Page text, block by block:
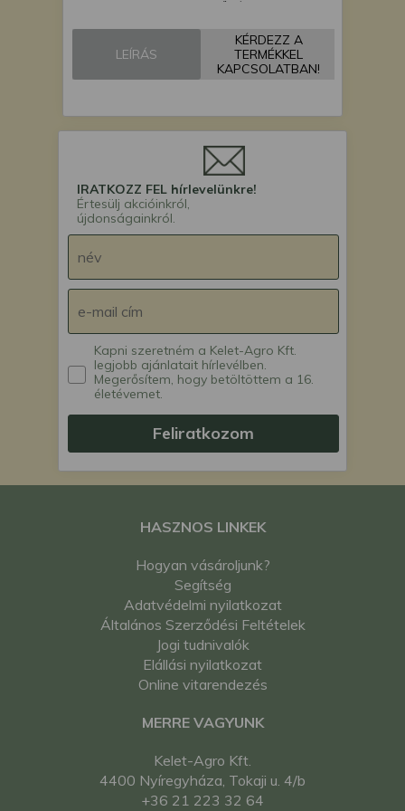
vetőgép
vetőgép
LEÍRÁS
KÉRDEZZ A
TERMÉKKEL
KAPCSOLATBAN!
IRATKOZZ FEL hírlevelünkre!
Értesülj akcióinkról,
újdonságainkról.
Kapni szeretném a Kelet-Agro Kft.
legjobb ajánlatait hírlevélben.
Megerősítem, hogy betöltöttem a 16.
életévemet.
Feliratkozom
HASZNOS LINKEK
Hogyan vásároljunk?
Segítség
Adatvédelmi nyilatkozat
Általános Szerződési Feltételek
Jogi tudnivalók
Elállási nyilatkozat
Online vitarendezés
MERRE VAGYUNK
Kelet-Agro Kft.
4400 Nyíregyháza, Tokaji u. 4/b
+36 21 223 32 64